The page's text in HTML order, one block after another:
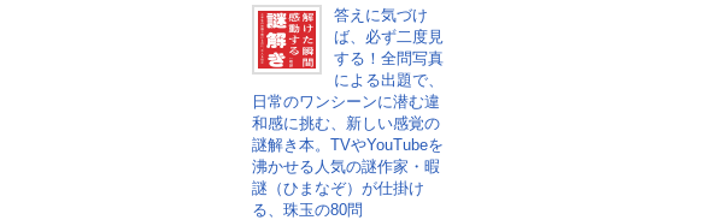
答えに気づけ
ば、必ず二度見
する！全問写真
による出題で、
日常のワンシーンに潜む違
和感に挑む、新しい感覚の
謎解き本。TVやYouTubeを
沸かせる人気の謎作家・暇
謎（ひまなぞ）が仕掛け
る、珠玉の80問